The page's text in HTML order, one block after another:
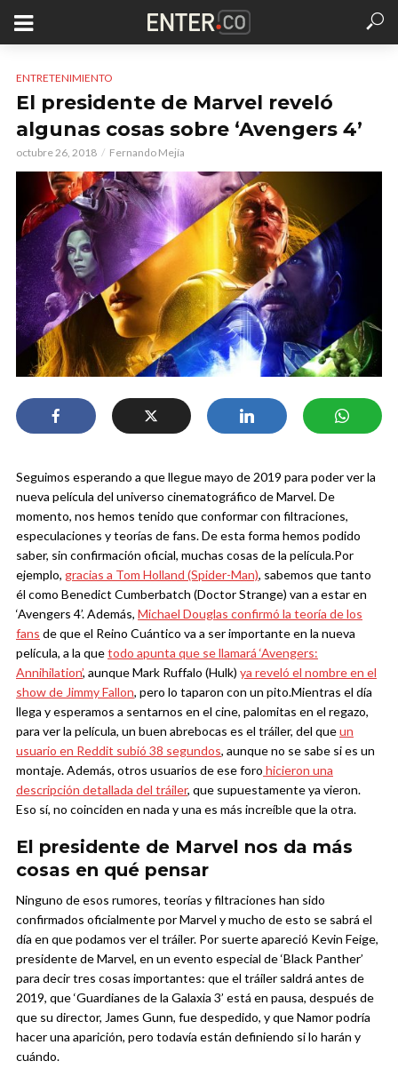
ENTRETENIMIENTO
El presidente de Marvel reveló
algunas cosas sobre ‘Avengers 4’
octubre 26, 2018 Fernando Mejía
Seguimos esperando a que llegue mayo de 2019 para poder ver la
nueva película del universo cinematográfico de Marvel. De
momento, nos hemos tenido que conformar con filtraciones,
especulaciones y teorías de fans. De esta forma hemos podido
saber, sin confirmación oficial, muchas cosas de la película.Por
ejemplo, gracias a Tom Holland (Spider-Man), sabemos que tanto
él como Benedict Cumberbatch (Doctor Strange) van a estar en
‘Avengers 4’. Además, Michael Douglas confirmó la teoría de los
fans de que el Reino Cuántico va a ser importante en la nueva
película, a la quetodo apunta que se llamará ‘Avengers:
Annihilation’, aunque Mark Ruffalo (Hulk) ya reveló el nombre en el
show de Jimmy Fallon, pero lo taparon con un pito.Mientras el día
llega y esperamos a sentarnos en el cine, palomitas en el regazo,
para ver la película, un buen abrebocas es el tráiler, del queun
usuario en Reddit subió 38 segundos, aunque no se sabe si es un
montaje. Además, otros usuarios de ese foro hicieron una
descripción detallada del tráiler, que supuestamente ya vieron.
Eso sí, no coinciden en nada y una es más increíble que la otra.
El presidente de Marvel nos da más
cosas en qué pensar
Ninguno de esos rumores, teorías y filtraciones han sido
confirmados oficialmente por Marvel y mucho de esto se sabrá el
día en que podamos ver el tráiler. Por suerte apareció Kevin Feige,
presidente de Marvel, en un evento especial de ‘Black Panther’
para decir tres cosas importantes: que el tráiler saldrá antes de
2019, que ‘Guardianes de la Galaxia 3’ está en pausa, después de
que su director, James Gunn, fue despedido, y que Namor podría
hacer una aparición, pero todavía están definiendo si lo harán y
cuándo.